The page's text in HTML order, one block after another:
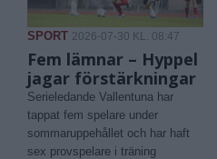
SPORT 2026-07-30 KL. 08:47
Fem lämnar – Hyppel
jagar förstärkningar
Serieledande Vallentuna har
tappat fem spelare under
sommaruppehållet och har haft
sex provspelare i träning